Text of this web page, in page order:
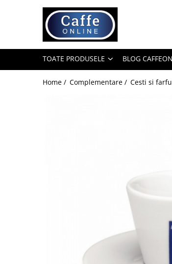
Toate Produsele
Capsule Cafea
TOATE PRODUSELE BLOG
Home / Complementare / Cesti si